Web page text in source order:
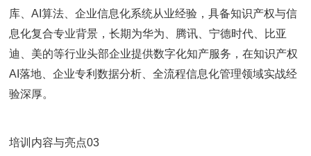
库、AI算法、企业信息化系统从业经验，具备知识产权与信
息化复合专业背景，长期为华为、腾讯、宁德时代、比亚
迪、美的等行业头部企业提供数字化知产服务，在知识产权
AI落地、企业专利数据分析、全流程信息化管理领域实战经
验深厚。
培训内容与亮点03